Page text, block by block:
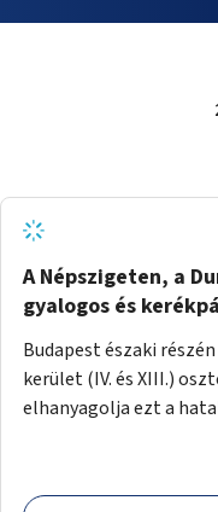
A Népszigeten, a
gyalogos és
Budapest északi
kerület (IV. és XIII.)
elhanyagolja ezt a
keresztül érheti el.